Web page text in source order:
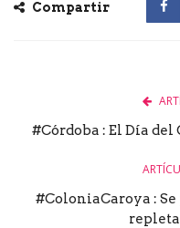
Compartir
#Córdoba : El Día
#ColoniaCaroya :